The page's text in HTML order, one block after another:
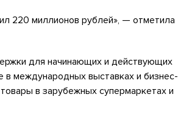
220 миллионов рублей», — отметила
для начинающих и действующих
в международных выставках и бизнес-
в зарубежных супермаркетах и